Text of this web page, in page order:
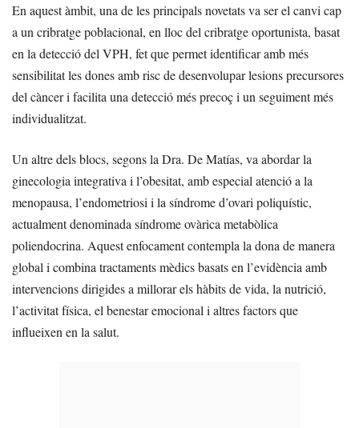
En aquest àmbit, una de les principals novetats va ser el canvi cap
a un cribratge poblacional, en lloc del cribratge oportunista, basat
en la detecció del VPH, fet que permet identificar amb més
sensibilitat les dones amb risc de desenvolupar lesions precursores
del càncer i facilita una detecció més precoç i un seguiment més
individualitzat.
Un altre dels blocs, segons la Dra. De Matías, va abordar la
ginecologia integrativa i l’obesitat, amb especial atenció a la
menopausa, l’endometriosi i la síndrome d’ovari poliquístic,
actualment denominada síndrome ovàrica metabòlica
poliendocrina. Aquest enfocament contempla la dona de manera
global i combina tractaments mèdics basats en l’evidència amb
intervencions dirigides a millorar els hàbits de vida, la nutrició,
l’activitat física, el benestar emocional i altres factors que
influeixen en la salut.